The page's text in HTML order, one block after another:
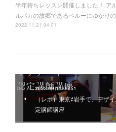
半年待ちレッスン開催しました！ ア
ルパカの故郷であるペルーにゆかり
2022.11.21 04:01
2022.09.11 06:51
（レポ）東京⇄岩手で、デザ
定講師講座